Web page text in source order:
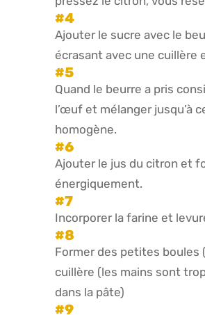
Ajouter le sucre avec le
écrasant avec une cuillère
Quand le beurre a pris
l’œuf et mélanger jusqu’à
homogène.
Ajouter le jus du citron et
énergiquement.
Incorporer la farine et
Former des petites boules
cuillère (les mains sont
dans la pâte)